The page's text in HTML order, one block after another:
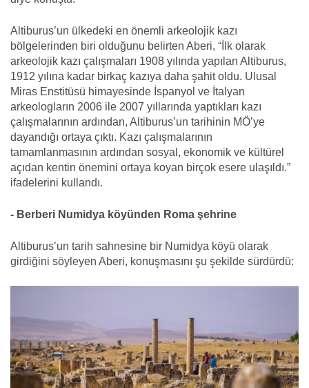
Altiburus’un ülkedeki en önemli arkeolojik kazı
bölgelerinden biri olduğunu belirten Aberi, “İlk olarak
arkeolojik kazı çalışmaları 1908 yılında yapılan Altiburus,
1912 yılına kadar birkaç kazıya daha şahit oldu. Ulusal
Miras Enstitüsü himayesinde İspanyol ve İtalyan
arkeologların 2006 ile 2007 yıllarında yaptıkları kazı
çalışmalarının ardından, Altiburus’un tarihinin MÖ’ye
dayandığı ortaya çıktı. Kazı çalışmalarının
tamamlanmasının ardından sosyal, ekonomik ve kültürel
açıdan kentin önemini ortaya koyan birçok esere ulaşıldı.”
ifadelerini kullandı.
- Berberi Numidya köyünden Roma şehrine
Altiburus’un tarih sahnesine bir Numidya köyü olarak
girdiğini söyleyen Aberi, konuşmasını şu şekilde sürdürdü: